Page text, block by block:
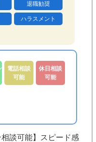
退職勧奨
ハラスメント
電話相談
可能
休日相談
可能
談可能】スピード感